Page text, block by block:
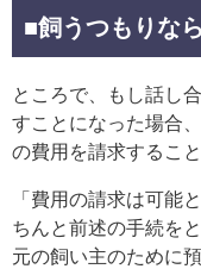
■飼うつもりな
ところで、もし話し
すことになった場合
の費用を請求するこ
「費用の請求は可能
ちんと前述の手続を
元の飼い主のために